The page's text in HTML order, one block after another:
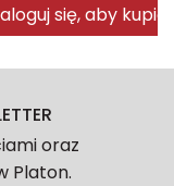
się, aby kupić
oraz
Platon.